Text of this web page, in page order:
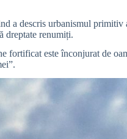
a descris urbanismul
dreptate renumiți.
este înconjurat de